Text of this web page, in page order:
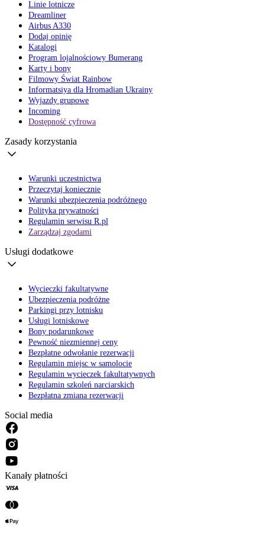
Linie lotnicze
Dreamliner
Airbus A330
Dodaj opinię
Katalogi
Program lojalnościowy Bumerang
Karty i bony
Filmowy Świat Rainbow
Informatsiya dla Hromadian Ukrainy
Wyjazdy grupowe
Incoming
Dostępność cyfrowa
Zasady korzystania
Warunki uczestnictwa
Przeczytaj koniecznie
Warunki ubezpieczenia podróżnego
Polityka prywatności
Regulamin serwisu R.pl
Zarządzaj zgodami
Usługi dodatkowe
Wycieczki fakultatywne
Ubezpieczenia podróżne
Parkingi przy lotnisku
Usługi lotniskowe
Bony podarunkowe
Pewność niezmiennej ceny
Bezpłatne odwołanie rezerwacji
Regulamin miejsc w samolocie
Regulamin wycieczek fakultatywnych
Regulamin szkoleń narciarskich
Bezpłatna zmiana rezerwacji
Social media
Kanały płatności